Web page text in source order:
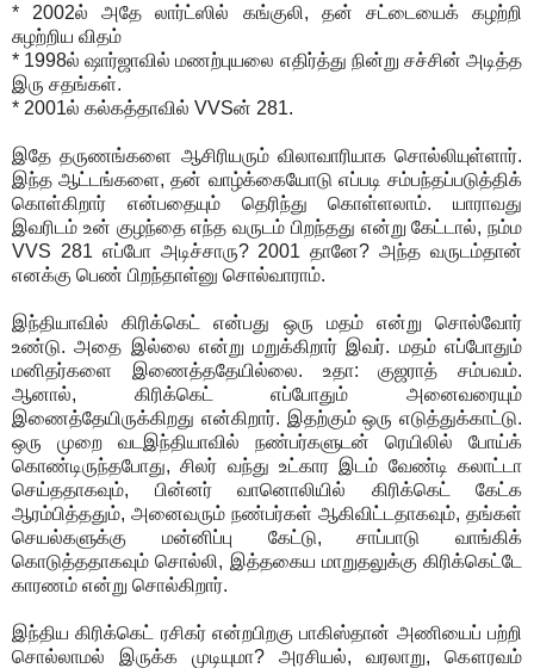
* 2002ல் அதே லார்ட்ஸில் கங்குலி, தன் சட்டையைக் கழற்றி
சுழற்றிய விதம்
* 1998ல் ஷார்ஜாவில் மணற்புயலை எதிர்த்து நின்று சச்சின் அடித்த
இரு சதங்கள்.
* 2001ல் கல்கத்தாவில் VVSன் 281.
இதே தருணங்களை ஆசிரியரும் விலாவாரியாக சொல்லியுள்ளார்.
இந்த ஆட்டங்களை, தன் வாழ்க்கையோடு எப்படி சம்பந்தப்படுத்திக்
கொள்கிறார் என்பதையும் தெரிந்து கொள்ளலாம். யாராவது
இவரிடம் உன் குழந்தை எந்த வருடம் பிறந்தது என்று கேட்டால், நம்ம
VVS 281 எப்போ அடிச்சாரு? 2001 தானே? அந்த வருடம்தான்
எனக்கு பெண் பிறந்தாள்னு சொல்வாராம்.
இந்தியாவில் கிரிக்கெட் என்பது ஒரு மதம் என்று சொல்வோர்
உண்டு. அதை இல்லை என்று மறுக்கிறார் இவர். மதம் எப்போதும்
மனிதர்களை இணைத்ததேயில்லை. உதா: குஜராத் சம்பவம்.
ஆனால், கிரிக்கெட் எப்போதும் அனைவரையும்
இணைத்தேயிருக்கிறது என்கிறார். இதற்கும் ஒரு எடுத்துக்காட்டு.
ஒரு முறை வடஇந்தியாவில் நண்பர்களுடன் ரெயிலில் போய்க்
கொண்டிருந்தபோது, சிலர் வந்து உட்கார இடம் வேண்டி கலாட்டா
செய்ததாகவும், பின்னர் வானொலியில் கிரிக்கெட் கேட்க
ஆரம்பித்ததும், அனைவரும் நண்பர்கள் ஆகிவிட்டதாகவும், தங்கள்
செயல்களுக்கு மன்னிப்பு கேட்டு, சாப்பாடு வாங்கிக்
கொடுத்ததாகவும் சொல்லி, இத்தகைய மாறுதலுக்கு கிரிக்கெட்டே
காரணம் என்று சொல்கிறார்.
இந்திய கிரிக்கெட் ரசிகர் என்றபிறகு பாகிஸ்தான் அணியைப் பற்றி
சொல்லாமல் இருக்க முடியுமா? அரசியல், வரலாறு, கௌரவம்